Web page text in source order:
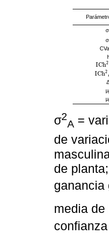
σ
σ
ICh2
ICh2i
ICh2
ICh2s
µ
µ
σ2
A =
de
de
ganancia
media